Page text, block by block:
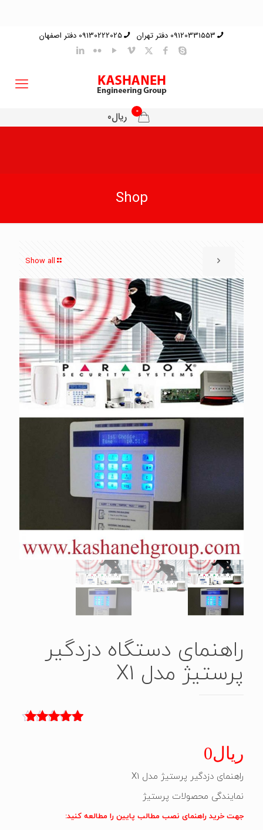
09120331553 دفتر تهران 09130222025 دفتر اصفهان
0 ریال0
Shop
Show all
راهنمای دستگاه دزدگیر
پرستیژ مدل X1
ریال0
راهنمای دزدگیر پرستیژ مدل X1
نمایندگی محصولات پرستیژ
جهت خرید راهنمای نصب مطالب پایین را مطالعه کنید: